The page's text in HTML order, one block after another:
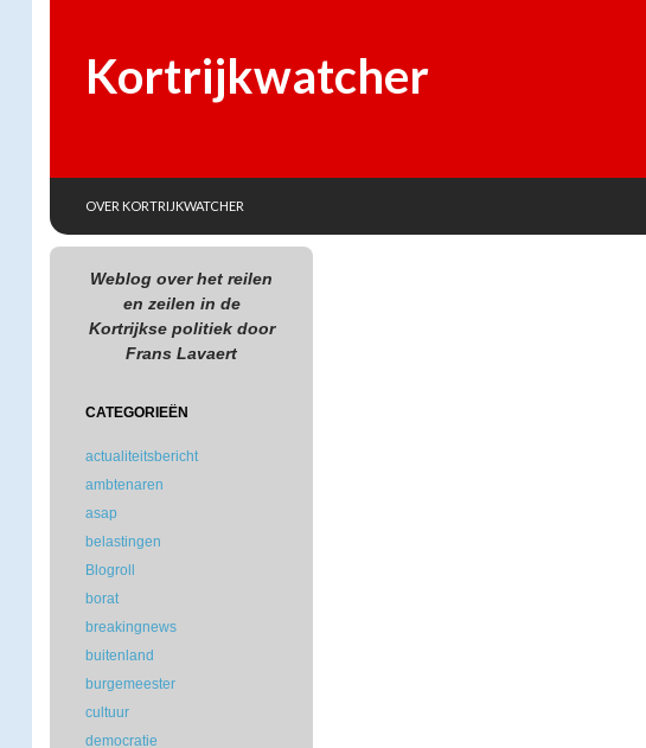
Kortrijkwatcher
OVER KORTRIJKWATCHER
Weblog over het reilen
en zeilen in de
Kortrijkse politiek door
Frans Lavaert
CATEGORIEËN
actualiteitsbericht
ambtenaren
asap
belastingen
Blogroll
borat
breakingnews
buitenland
burgemeester
cultuur
democratie